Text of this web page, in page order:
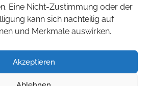
Eine Nicht-Zustimmung oder der
kann sich nachteilig auf
und Merkmale auswirken.
Akzeptieren